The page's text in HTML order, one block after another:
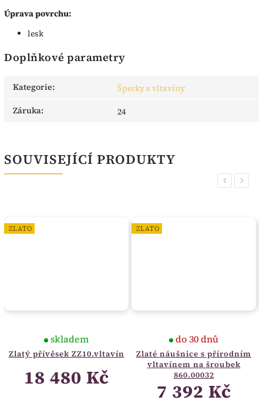
Úprava povrchu:
lesk
Doplňkové parametry
Kategorie:
Šperky s vltavíny
Záruka: 24
SOUVISEJÍCÍ PRODUKTY
Previous
ZLATO
Zlatý přívěsek ZZ10.vltavín
skladem
18 480 Kč
ZLATO
Zlaté náušnice s přírodním
vltavínem na šroubek
860.00032
do 30 dnů
7 392 Kč
Next